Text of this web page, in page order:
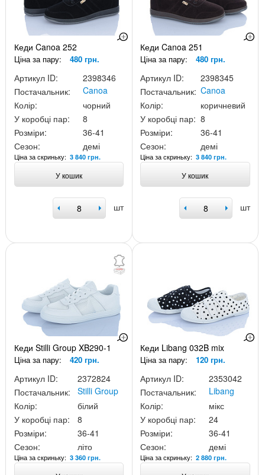
Кеди Canoa 252
Ціна за пару: 480 грн.
Артикул ID:
2398346
Постачальник:
Canoa
Колір:
чорний
У коробці пар:
8
Розміри:
36-41
Сезон:
демі
Ціна за скриньку: 3 840 грн.
У кошик
шт
Кеди Canoa 251
Ціна за пару: 480 грн.
Артикул ID:
2398345
Постачальник: Canoa
Колір:
коричневий
У коробці пар: 8
Розміри:
36-41
Сезон:
демі
Ціна за скриньку:3 840 грн.
У кошик
шт
Кеди Stilli Group XB290-1
Ціна за пару: 420 грн.
Артикул ID:
2372824
Постачальник:
Stilli Group
Колір:
білий
У коробці пар:
8
Розміри:
36-41
Сезон:
літо
Ціна за скриньку: 3 360 грн.
Кеди Libang 032B mix
Ціна за пару: 120 грн.
Артикул ID:
2353042
Постачальник:
Libang
Колір:
мікс
У коробці пар:
24
Розміри:
36-41
Сезон:
демі
Ціна за скриньку:2 880 грн.